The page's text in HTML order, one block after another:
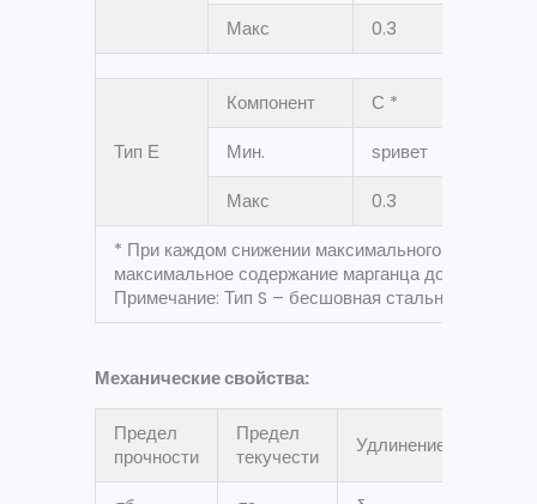
Макс 0.3
Тип Е
Компонент С *
Мин. ѕривет
Макс 0.3
* При каждом снижении максимального
максимальное содержание марганца до 1,65%.
Примечание: Тип S – бесшовная стальная труба;
Механические свойства:
Предел
прочности
Предел
текучести
Удлинение